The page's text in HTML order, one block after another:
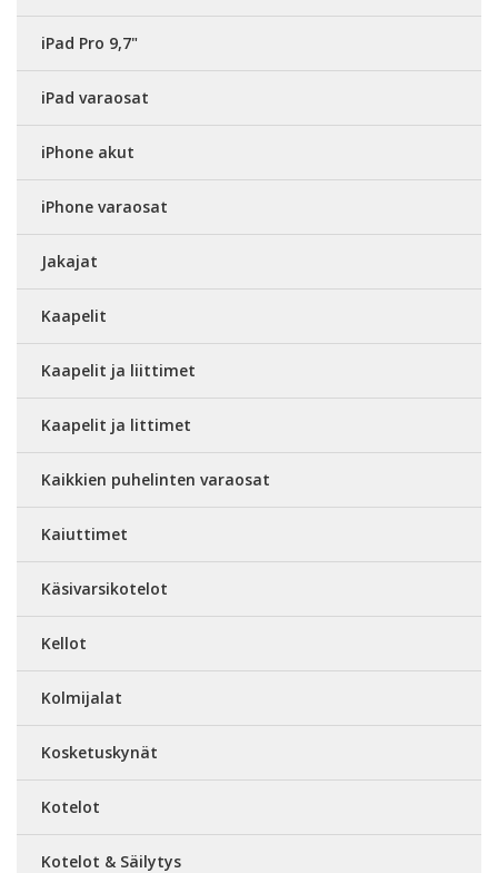
iPad Pro 9,7"
iPad varaosat
iPhone akut
iPhone varaosat
Jakajat
Kaapelit
Kaapelit ja liittimet
Kaapelit ja littimet
Kaikkien puhelinten varaosat
Kaiuttimet
Käsivarsikotelot
Kellot
Kolmijalat
Kosketuskynät
Kotelot
Kotelot & Säilytys